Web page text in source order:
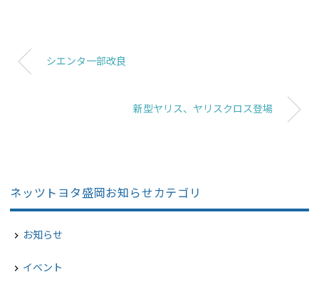
シエンタ一部改良
新型ヤリス、ヤリスクロス登場
ネッツトヨタ盛岡お知らせカテゴリ
navigate_next お知らせ
navigate_next イベント